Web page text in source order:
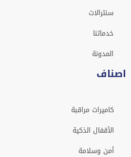
سنترالات
خدماتنا
المدونة
اصناف
كاميرات مراقبة
الأقفال الذكية
أمن وسلامة